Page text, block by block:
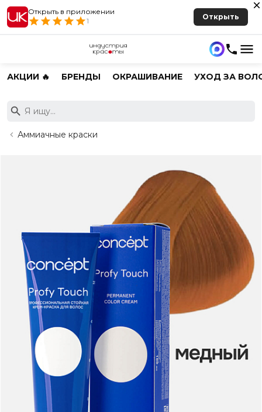
Открыть в приложении
1
Открыть
АКЦИИ 🔥 БРЕНДЫ ОКРАШИВАНИЕ УХОД ЗА
Аммиачные краски